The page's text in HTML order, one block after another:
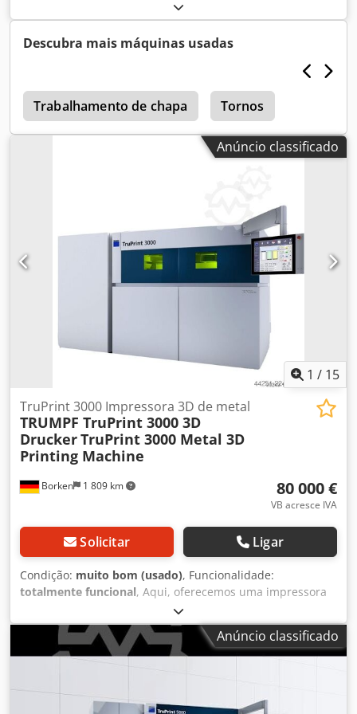
muitos acessórios. Dkjdpfxsyghgdj Akkjr
Descubra mais máquinas usadas
Trabalhamento de chapa Tornos
Anúncio classificado
1 / 15
Borken 1 809 km
TruPrint 3000 Impressora 3D de metal
TRUMPF TruPrint 3000 3D
DruckerTruPrint 3000 Metal 3D
Printing Machine
80 000 €
VB acresce IVA
Solicitar Ligar
Condição: muito bom (usado), Funcionalidade:
totalmente funcional, Aqui, oferecemos uma impressora
3D de alta produtividade para produção industrial em
série. Trumpf TruPrint 3000 G02 com as opções de sensor
Zirox, laser único e monitorização da camada de pó.
Trumpf TruPrint 3000, incluindo sistema de filtragem.
laser: Laser ligado por 17508 horas. A máquina foi
utilizada pela última vez com alumínio AlSi10MG. A
Anúncio classificado